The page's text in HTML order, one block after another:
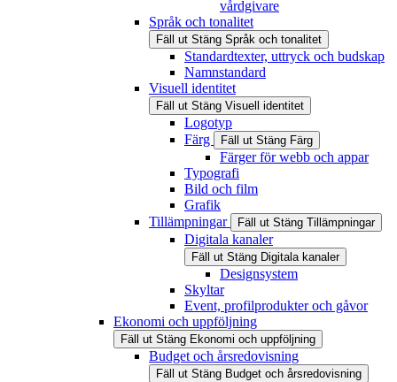
vårdgivare
Språk och tonalitet
Fäll ut Stäng Språk och tonalitet
Standardtexter, uttryck och budskap
Namnstandard
Visuell identitet
Fäll ut Stäng Visuell identitet
Logotyp
Färg
Fäll ut Stäng Färg
Färger för webb och appar
Typografi
Bild och film
Grafik
Tillämpningar
Fäll ut Stäng Tillämpningar
Digitala kanaler
Fäll ut Stäng Digitala kanaler
Designsystem
Skyltar
Event, profilprodukter och gåvor
Ekonomi och uppföljning
Fäll ut Stäng Ekonomi och uppföljning
Budget och årsredovisning
Fäll ut Stäng Budget och årsredovisning